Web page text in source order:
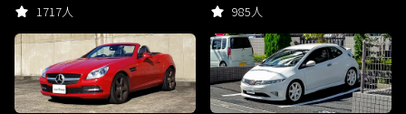
1717人 985人